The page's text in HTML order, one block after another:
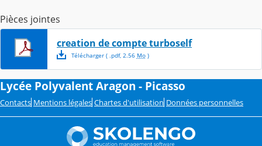
Pièces jointes
creation de compte turboself
Télécharger( .pdf, 2.56 Mo)
Lycée Polyvalent Aragon - Picasso
Contacts Mentions légales Chartes d'utilisation Données personnelles